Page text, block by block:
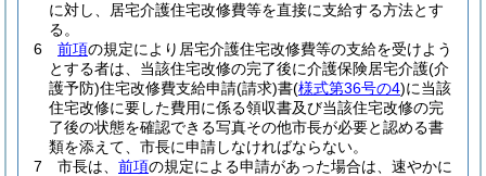
に対し、居宅介護住宅改修費等を直接に支給する方法とす
る。
6
前項の規定により居宅介護住宅改修費等の支給を受けよう
とする者は、当該住宅改修の完了後に介護保険居宅介護(介
護予防)住宅改修費支給申請(請求)書(様式第36号の4)に当該
住宅改修に要した費用に係る領収書及び当該住宅改修の完
了後の状態を確認できる写真その他市長が必要と認める書
類を添えて、市長に申請しなければならない。
7
市長は、 前項の規定による申請があった場合は、速やかに